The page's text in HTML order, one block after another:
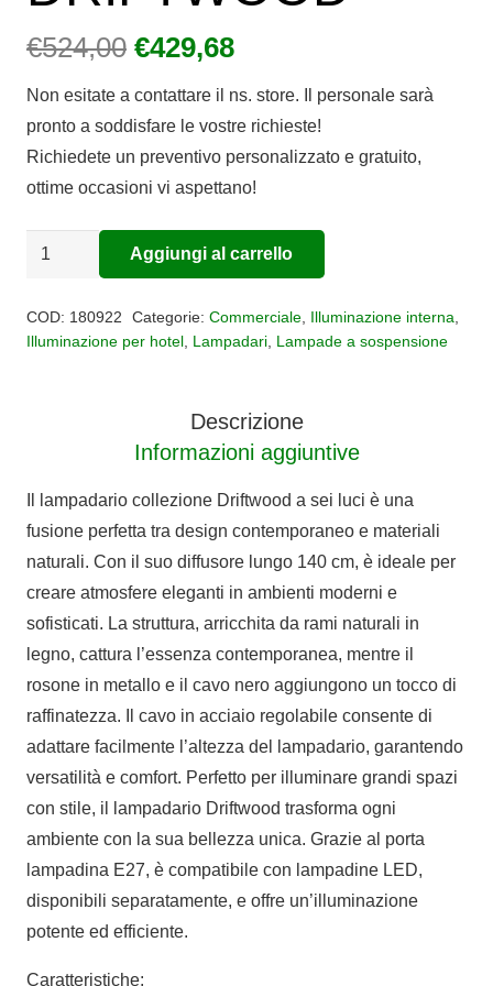
€524,00 Il
originale
era:
€524,00.
€429,68Il
attuale
è:
€429,68.
Non esitate a contattare il ns. store. Il personale sarà
pronto a soddisfare le vostre richieste!
Richiedete un preventivo personalizzato e gratuito,
ottime occasioni vi aspettano!
Lampadario
DRIFTWOOD
Aggiungi al carrello
COD: 180922 Categorie: Commerciale, Illuminazione interna,
Illuminazione per hotel, Lampadari, Lampade a sospensione
Descrizione
Informazioni aggiuntive
Il lampadario collezione Driftwood a sei luci è una
fusione perfetta tra design contemporaneo e materiali
naturali. Con il suo diffusore lungo 140 cm, è ideale per
creare atmosfere eleganti in ambienti moderni e
sofisticati. La struttura, arricchita da rami naturali in
legno, cattura l’essenza contemporanea, mentre il
rosone in metallo e il cavo nero aggiungono un tocco di
raffinatezza. Il cavo in acciaio regolabile consente di
adattare facilmente l’altezza del lampadario, garantendo
versatilità e comfort. Perfetto per illuminare grandi spazi
con stile, il lampadario Driftwood trasforma ogni
ambiente con la sua bellezza unica. Grazie al porta
lampadina E27, è compatibile con lampadine LED,
disponibili separatamente, e offre un’illuminazione
potente ed efficiente.
Caratteristiche: